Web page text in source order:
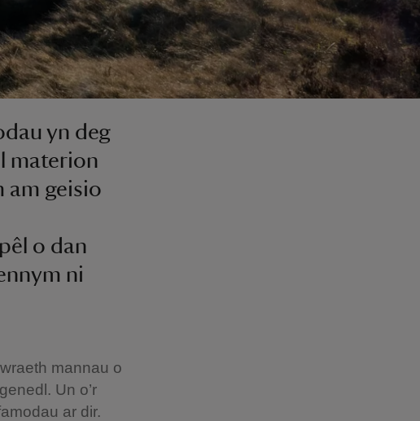
yn deg
materion
am geisio
o dan
ni
mannau o
Un o’r
ar dir.